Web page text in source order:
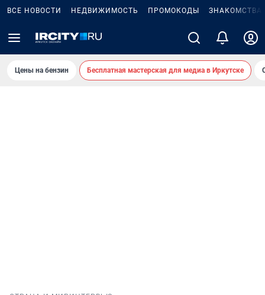
ВСЕ НОВОСТИ НЕДВИЖИМОСТЬ ПРОМОКОДЫ ЗНАКОМСТВА
Цены на бензин Бесплатная мастерская для медиа в Иркутске